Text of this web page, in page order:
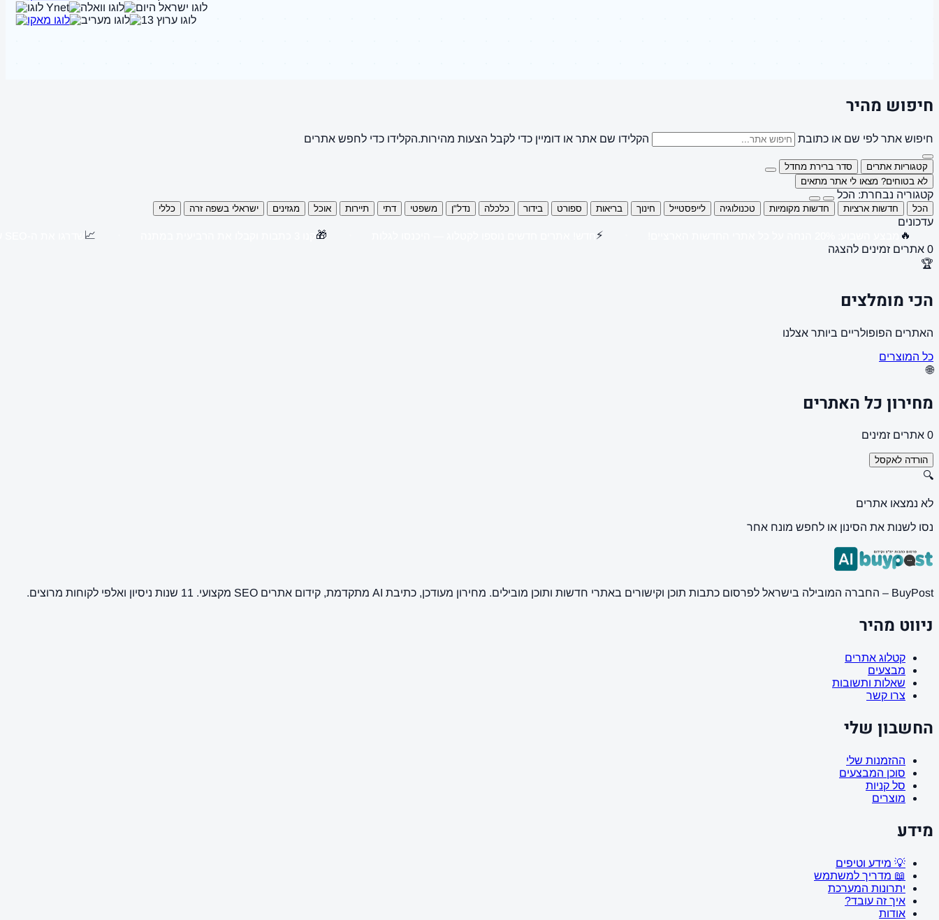
חיפוש מהיר
חיפוש אתר לפי שם או כתובת הקלידו שם אתר או דומיין כדי לקבל הצעות מהירות.הקלידו כדי לחפש אתרים
קטגוריות אתרים
סדר ברירת מחדל
לא בטוחים? מצאו לי אתר מתאים
קטגוריה נבחרת: הכל
הכל חדשות ארציות חדשות מקומיות טכנולוגיה לייפסטייל חינוך בריאות ספורט בידור כלכלה נדל"ן משפטי דתי תיירות אוכל מגזינים ישראלי בשפה זרה כללי
עדכונים
🔥
⚡
🎁
📈
0 אתרים זמינים להצגה
🏆
הכי מומלצים
האתרים הפופולריים ביותר אצלנו
כל המוצרים
🌐
מחירון כל האתרים
0 אתרים זמינים
הורדה לאקסל
🔍
לא נמצאו אתרים
נסו לשנות את הסינון או לחפש מונח אחר
BuyPost – החברה המובילה בישראל לפרסום כתבות תוכן וקישורים באתרי חדשות ותוכן מובילים. מחירון מעודכן, כתיבת AI מתקדמת, קידום אתרים SEO מקצועי. 11 שנות ניסיון ואלפי לקוחות מרוצים.
ניווט מהיר
קטלוג אתרים
מבצעים
שאלות ותשובות
צרו קשר
החשבון שלי
ההזמנות שלי
סוכן המבצעים
סל קניות
מוצרים
מידע
💡 מידע וטיפים
📖 מדריך למשתמש
יתרונות המערכת
איך זה עובד?
אודות